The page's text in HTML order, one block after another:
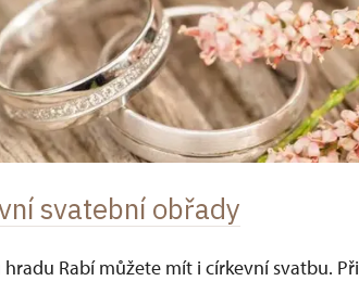
svatební obřady
hradu Rabí můžete mít i církevní svatbu. Při